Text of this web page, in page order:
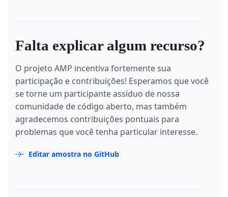
Falta explicar algum recurso?
O projeto AMP incentiva fortemente sua
participação e contribuições! Esperamos que você
se torne um participante assíduo de nossa
comunidade de código aberto, mas também
agradecemos contribuições pontuais para
problemas que você tenha particular interesse.
Editar amostra no GitHub